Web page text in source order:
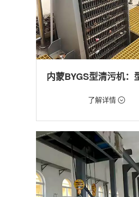
价格：1.23万/台
机
用途：泵站,污水处理,渠道,化工,纺织
了解详情